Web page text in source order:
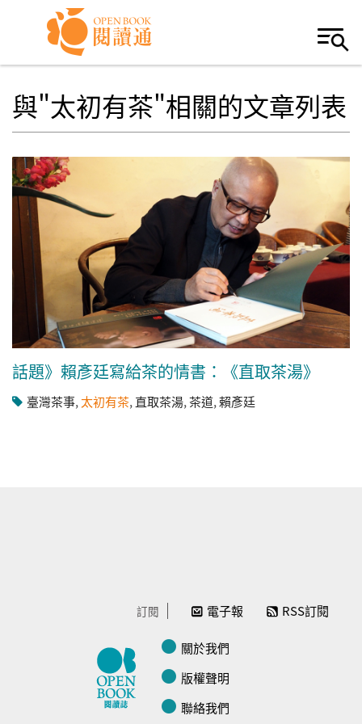
Skip to navigation
移至主內容
與"太初有茶"相關的文章列表
話題》賴彥廷寫給茶的情書：《直取茶湯》
臺灣茶事, 太初有茶, 直取茶湯,茶道,賴彥廷
訂閱 電子報 RSS訂閱
關於我們
版權聲明
聯絡我們